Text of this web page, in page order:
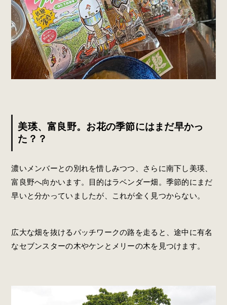
美瑛、富良野。お花の季節にはまだ早かっ
た？？
濃いメンバーとの別れを惜しみつつ、さらに南下し美瑛、
富良野へ向かいます。目的はラベンダー畑。季節的にまだ
早いと分かっていましたが、これが全く見つからない。
広大な畑を抜けるパッチワークの路を走ると、途中に有名
なセブンスターの木やケンとメリーの木を見つけます。